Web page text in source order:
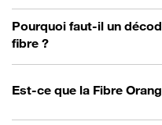
Pourquoi faut-il un
fibre ?
Est-ce que la Fibre